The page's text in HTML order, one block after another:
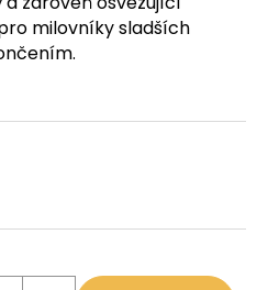
milovníky sladších